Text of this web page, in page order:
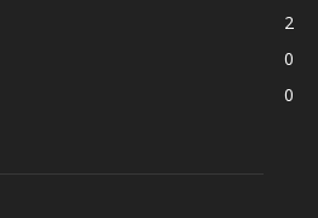
2
0
0